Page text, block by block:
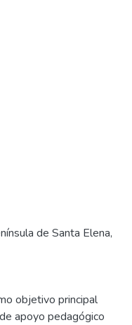
de Santa Elena,
objetivo principal
apoyo pedagógico